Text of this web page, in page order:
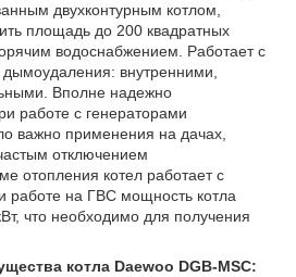
двухконтурным котлом,
площадь до 200 квадратных
водоснабжением. Работает с
внутренними,
Вполне надежно
работе с генераторами
важно применения на дачах,
отключением
отопления котел работает с
работе на ГВС мощность котла
что необходимо для получения
котла Daewoo DGB-MSC: